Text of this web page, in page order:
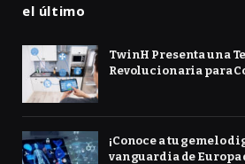
el último
TwinH Presenta una
Revolucionaria para
¡Conoce a tu gemelo
vanguardia de Europa